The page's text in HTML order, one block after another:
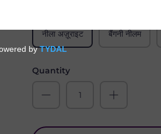
नीला अज़ूराइट बैंगनी नीलम
Quantity